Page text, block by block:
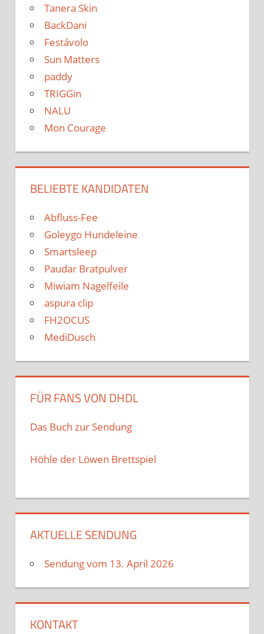
Tanera Skin
BackDani
Festávolo
Sun Matters
paddy
TRIGGin
NALU
Mon Courage
BELIEBTE KANDIDATEN
Abfluss-Fee
Goleygo Hundeleine
Smartsleep
Paudar Bratpulver
Miwiam Nagelfeile
aspura clip
FH2OCUS
MediDusch
FÜR FANS VON DHDL
Das Buch zur Sendung
Höhle der Löwen Brettspiel
AKTUELLE SENDUNG
Sendung vom 13. April 2026
KONTAKT